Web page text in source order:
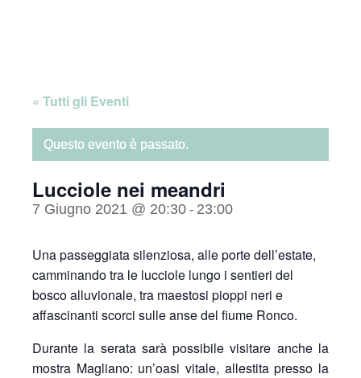
« Tutti gli Eventi
Questo evento è passato.
Lucciole nei meandri
7 Giugno 2021 @ 20:30 - 23:00
Una passeggiata silenziosa, alle porte dell’estate,
camminando tra le lucciole lungo i sentieri del
bosco alluvionale, tra maestosi pioppi neri e
affascinanti scorci sulle anse del fiume Ronco.
Durante la serata sarà possibile visitare anche la
mostra Magliano: un’oasi vitale, allestita presso la